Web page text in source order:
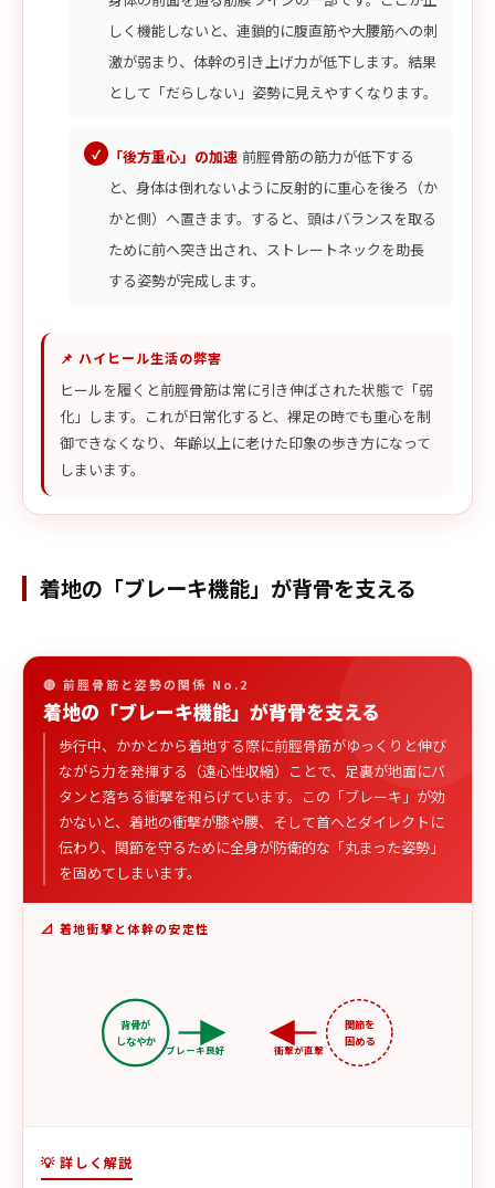
しく機能しないと、連鎖的に腹直筋や大腰筋への刺
激が弱まり、体幹の引き上げ力が低下します。結果
として「だらしない」姿勢に見えやすくなります。
「後方重心」の加速 前脛骨筋の筋力が低下する
と、身体は倒れないように反射的に重心を後ろ（か
かと側）へ置きます。すると、頭はバランスを取る
ために前へ突き出され、ストレートネックを助長
する姿勢が完成します。
📌 ハイヒール生活の弊害
ヒールを履くと前脛骨筋は常に引き伸ばされた状態で「弱
化」します。これが日常化すると、裸足の時でも重心を制
御できなくなり、年齢以上に老けた印象の歩き方になって
しまいます。
着地の「ブレーキ機能」が背骨を支える
🔴 前脛骨筋と姿勢の関係 No.2
着地の「ブレーキ機能」が背骨を支える
歩行中、かかとから着地する際に前脛骨筋がゆっくりと伸び
ながら力を発揮する（遠心性収縮）ことで、足裏が地面にバ
タンと落ちる衝撃を和らげています。この「ブレーキ」が効
かないと、着地の衝撃が膝や腰、そして首へとダイレクトに
伝わり、関節を守るために全身が防衛的な「丸まった姿勢」
を固めてしまいます。
📐 着地衝撃と体幹の安定性
背骨が
しなやか
ブレーキ良好
関節を
固める
衝撃が直撃
💡 詳しく解説